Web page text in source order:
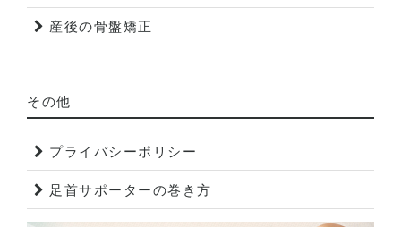
産後の骨盤矯正
その他
プライバシーポリシー
足首サポーターの巻き方